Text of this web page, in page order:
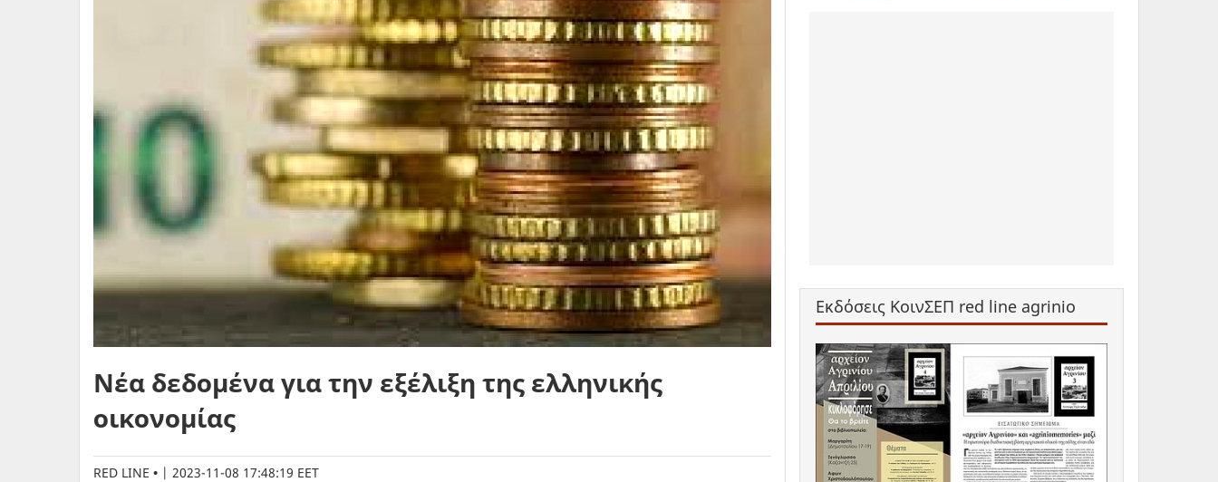
Νέα δεδομένα για την εξέλιξη της ελληνικής
οικονομίας
RED LINE | 2023-11-08 17:48:19 EET
Εκδόσεις ΚοινΣΕΠ red line agrinio